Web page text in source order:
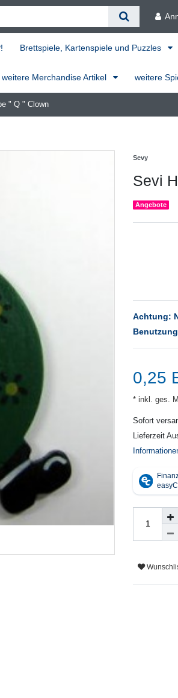
Brettspiele, Kartenspiele und Puzzles
weitere Merchandise Artikel weitere
" Q " Clown
Sevy
Sevi
Angebote
Achtung:
0,25
* inkl. ges.
Sofort
Lieferzeit